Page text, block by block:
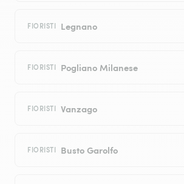
FIORISTI Legnano
FIORISTI Pogliano Milanese
FIORISTI Vanzago
FIORISTI Busto Garolfo